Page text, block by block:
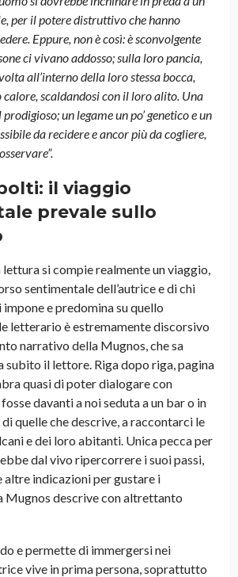
per il potere distruttivo che hanno
Eppure, non è così: è sconvolgente
ci vivano addosso; sulla loro pancia,
all’interno della loro stessa bocca,
scaldandosi con il loro alito. Una
un legame un po’ genetico e un
da recidere e ancor più da cogliere,
il viaggio
prevale sullo
si compie realmente un viaggio,
sentimentale dell’autrice e di chi
e predomina su quello
letterario è estremamente discorsivo
narrativo della Mugnos, che sa
subito il lettore. Riga dopo riga, pagina
quasi di poter dialogare con
fosse davanti a noi seduta a un bar o in
quelle che descrive, a raccontarci le
e dei loro abitanti. Unica pecca per
dal vivo ripercorrere i suoi passi,
indicazioni per gustare i
Mugnos descrive con altrettanto
e permette di immergersi nei
vive in prima persona, soprattutto